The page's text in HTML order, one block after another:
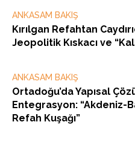
ANKASAM BAKIŞ
Kırılgan Refahtan
Jeopolitik Kıskacı ve
ANKASAM BAKIŞ
Ortadoğu’da Yapısal
Entegrasyon: “Akdeniz-
Refah Kuşağı”